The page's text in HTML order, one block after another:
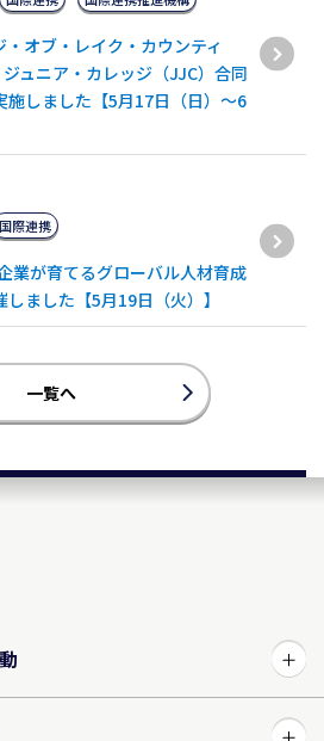
一覧へ
オブ・レイク・カウンティ
ジュニア・カレッジ（JJC）合同
施しました【5月17日（日）～6
業が育てるグローバル人材育成
ました【5月19日（火）】
国際連携